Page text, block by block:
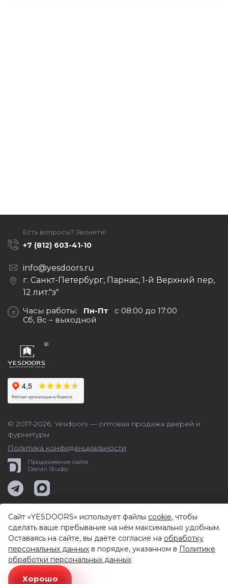
© 2017-2026, Yesdoors — оптовая продажа дверей и
фурнитуры
Политика конфиденциальности
Продвижение сайта
Darvin Studio
Есть вопросы? Звоните!
+7 (812) 603-41-10
info@yesdoors.ru
г. Санкт-Петербург, Парнас, 1-й Верхний пер,
12 лит."з"
Часы работы: Пн-Пт с 08:00 до 17:00
Сб, Вс – выходной
Сайт «YESDOORS» использует файлы cookie, чтобы
сделать ваше пребывание на нём максимально удобным.
Оставаясь на сайте, вы даёте согласие на обработку
персональных данных в порядке, указанном в Политике
обработки персональных данных
Хорошо